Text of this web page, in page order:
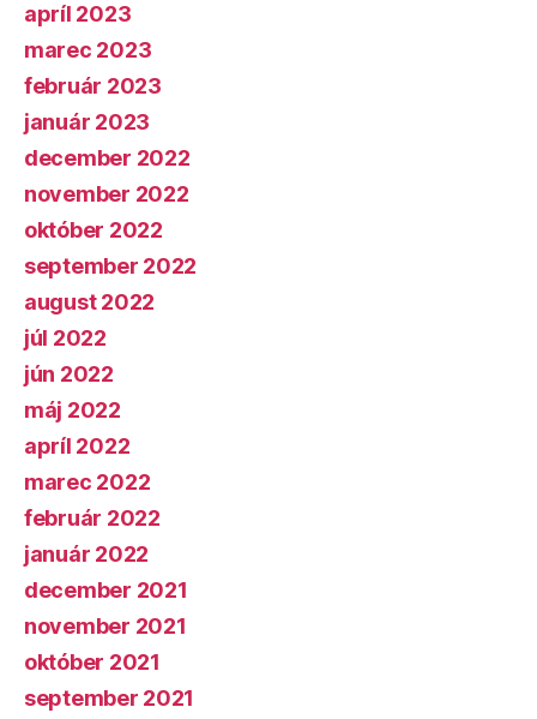
apríl 2023
marec 2023
február 2023
január 2023
december 2022
november 2022
október 2022
september 2022
august 2022
júl 2022
jún 2022
máj 2022
apríl 2022
marec 2022
február 2022
január 2022
december 2021
november 2021
október 2021
september 2021